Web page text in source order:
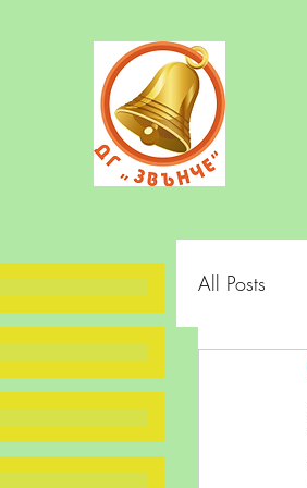
All Posts